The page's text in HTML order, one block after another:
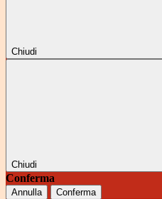
Chiudi
Chiudi
Conferma
Annulla Conferma